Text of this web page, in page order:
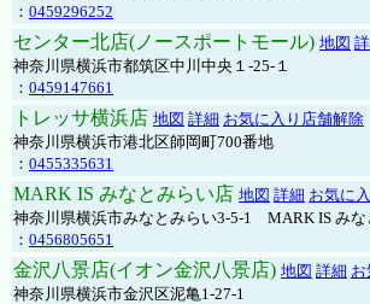
： 0459296252
センター北店(ノースポートモール) 地図
神奈川県横浜市都筑区中川中央１-25-１
： 0459147661
トレッサ横浜店 地図 詳細 お気に入り店舗解除
神奈川県横浜市港北区師岡町700番地
： 0455335631
MARK IS みなとみらい店 地図 詳細 お気に
神奈川県横浜市みなとみらい3-5-1 MARK IS みな
： 0456805651
金沢八景店(イオン金沢八景店) 地図 詳細
神奈川県横浜市金沢区泥亀1-27-1